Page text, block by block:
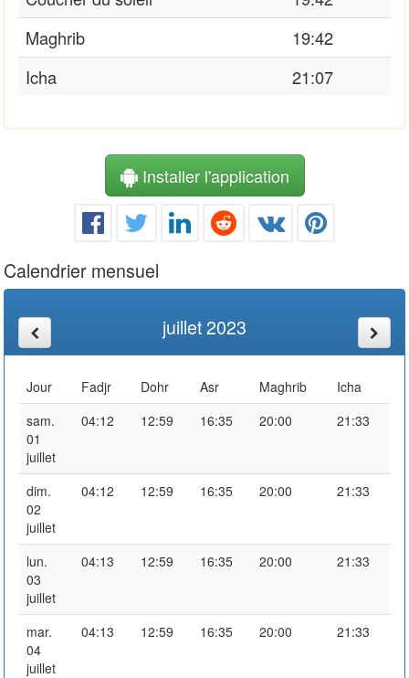
Maghrib
19:42
Icha
21:07
Installer l'application
Calendrier mensuel
juillet 2023
Jour Fadjr Dohr Asr Maghrib
Icha
sam.
01
juillet
04:12 12:59 16:35 20:00 21:33
dim.
02
juillet
04:12 12:59 16:35 20:00 21:33
lun.
03
juillet
04:13 12:59 16:35 20:00 21:33
mar.
04
juillet
04:13 12:59 16:35 20:00 21:33